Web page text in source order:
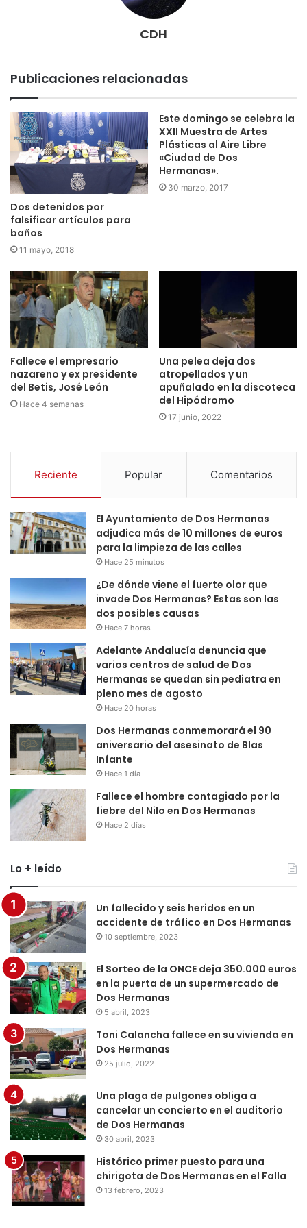
CDH
Publicaciones relacionadas
Dos detenidos por
falsificar artículos para
baños
11 mayo, 2018
Este domingo se celebra la
XXII Muestra de Artes
Plásticas al Aire Libre
«Ciudad de Dos
Hermanas».
30 marzo, 2017
Fallece el empresario
nazareno y ex presidente
del Betis, José León
Hace 4 semanas
Una pelea deja dos
atropellados y un
apuñalado en la discoteca
del Hipódromo
17 junio, 2022
Reciente Popular Comentarios
El Ayuntamiento de Dos Hermanas
adjudica más de 10 millones de euros
para la limpieza de las calles
Hace 25 minutos
¿De dónde viene el fuerte olor que
invade Dos Hermanas? Estas son las
dos posibles causas
Hace 7 horas
Adelante Andalucía denuncia que
varios centros de salud de Dos
Hermanas se quedan sin pediatra en
pleno mes de agosto
Hace 20 horas
Dos Hermanas conmemorará el 90
aniversario del asesinato de Blas
Infante
Hace 1 día
Fallece el hombre contagiado por la
fiebre del Nilo en Dos Hermanas
Hace 2 días
Lo + leído
Un fallecido y seis heridos en un
accidente de tráfico en Dos Hermanas
10 septiembre, 2023
El Sorteo de la ONCE deja 350.000 euros
en la puerta de un supermercado de
Dos Hermanas
5 abril, 2023
Toni Calancha fallece en su vivienda en
Dos Hermanas
25 julio, 2022
Una plaga de pulgones obliga a
cancelar un concierto en el auditorio
de Dos Hermanas
30 abril, 2023
Histórico primer puesto para una
chirigota de Dos Hermanas en el Falla
13 febrero, 2023